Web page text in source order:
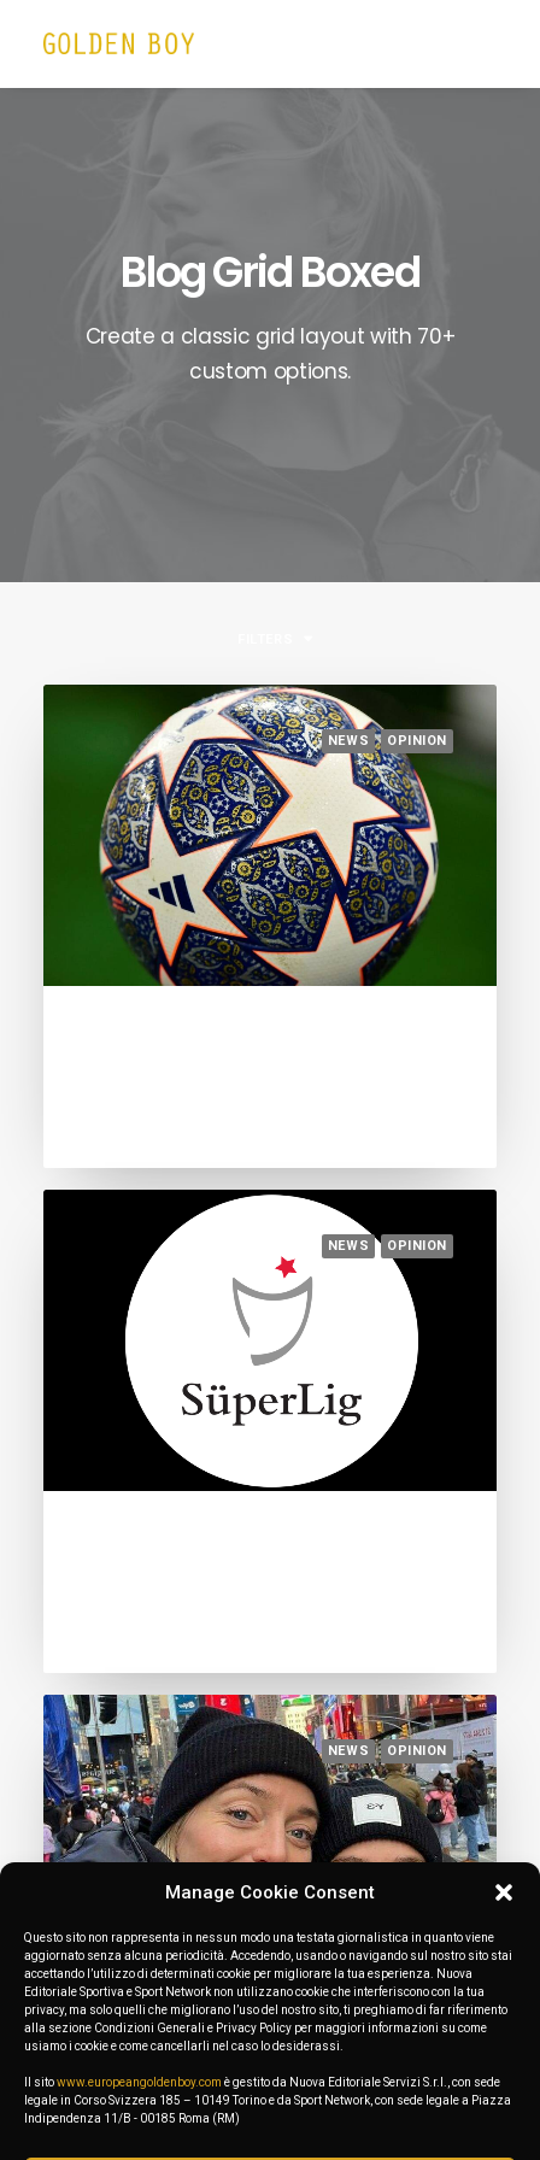
Manage Cookie Consent
Questo sito non rappresenta in nessun modo una testata giornalistica in quanto viene
aggiornato senza alcuna periodicità. Accedendo, usando o navigando sul nostro sito stai
accettando l’utilizzo di determinati cookie per migliorare la tua esperienza. Nuova
Editoriale Sportiva e Sport Network non utilizzano cookie che interferiscono con la tua
privacy, ma solo quelli che migliorano l’uso del nostro sito, ti preghiamo di far riferimento
alla sezione Condizioni Generali e Privacy Policy per maggiori informazioni su come
usiamo i cookie e come cancellarli nel caso lo desiderassi.
Il sitowww.europeangoldenboy.com è gestito da Nuova Editoriale Servizi S.r.l., con sede
legale in Corso Svizzera 185 – 10149 Torino e da Sport Network, con sede legale a Piazza
Indipendenza 11/B - 00185 Roma (RM)
Blog Grid Boxed
Create a classic grid layout with 70+
custom options.
NEWS OPINION
NEWS OPINION
NEWS OPINION
March 8, 2023
Football, love and Juventus: the story
of Boattin and Sembrant